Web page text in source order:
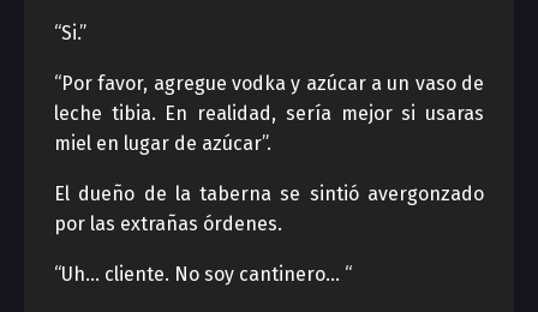
“Si.”
“Por favor, agregue vodka y azúcar a un vaso de
leche tibia. En realidad, sería mejor si usaras
miel en lugar de azúcar”.
El dueño de la taberna se sintió avergonzado
por las extrañas órdenes.
“Uh… cliente. No soy cantinero… “